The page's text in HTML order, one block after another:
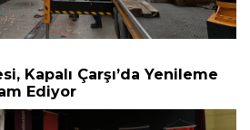
Kapalı Çarşı’da Yenileme
Ediyor